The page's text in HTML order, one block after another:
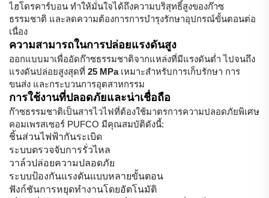
ไฮโดรคาร์บอน ทำให้มั่นใจได้ถึงความบริสุทธิ์สูงของก๊าซ
ธรรมชาติ และลดความต้องการการบำรุงรักษาอุปกรณ์ขั้นตอนต่อ
เนื่อง
ความสามารถในการปล่อยแรงดันสูง
ออกแบบมาเพื่ออัดก๊าซธรรมชาติจากแหล่งที่มีแรงดันต่ำ ไปจนถึง
แรงดันปล่อยสูงสุดที่ 25 MPa เหมาะสำหรับการเก็บรักษา การ
ขนส่ง และกระบวนการอุตสาหกรรม
การใช้งานที่ปลอดภัยและน่าเชื่อถือ
ก๊าซธรรมชาติเป็นสารไวไฟที่ต้องใช้มาตรการความปลอดภัยพิเศษ
คอมเพรสเซอร์ PUFCO มีคุณสมบัติดังนี้:
ชิ้นส่วนไฟฟ้ากันระเบิด
ระบบตรวจจับการรั่วไหล
วาล์วปล่อยความปลอดภัย
ระบบป้องกันแรงดันแบบหลายขั้นตอน
ฟังก์ชันการหยุดทำงานโดยอัตโนมัติ